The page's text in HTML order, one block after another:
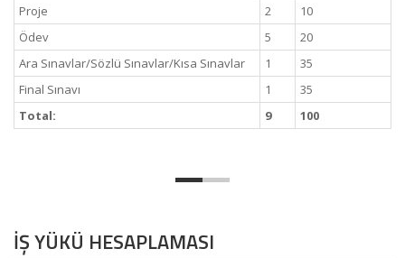
Proje
2
10
Ödev
5
20
Ara Sınavlar/Sözlü Sınavlar/Kısa Sınavlar
1
35
Final Sınavı
1
35
Total:
9 100
İŞ YÜKÜ HESAPLAMASI